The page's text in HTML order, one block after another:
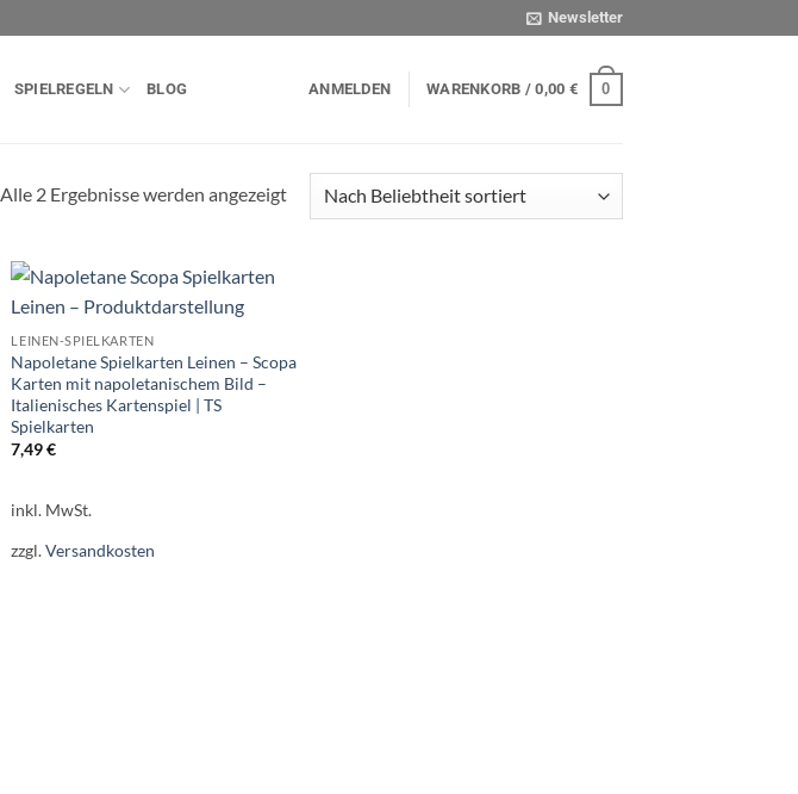
Newsletter
SPIELREGELN BLOG ANMELDEN WARENKORB /0,00 € 0
Alle 2 Ergebnisse werden angezeigtNach
Beliebtheit
LEINEN-SPIELKARTEN
Napoletane Spielkarten Leinen – Scopa
Karten mit napoletanischem Bild –
Italienisches Kartenspiel | TS
Spielkarten
7,49€
inkl. MwSt.
zzgl.Versandkosten